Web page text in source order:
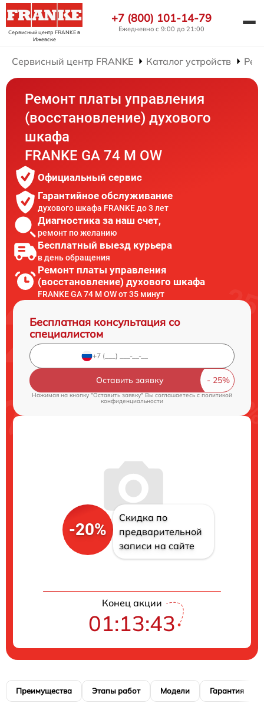
Сервисный центр FRANKEв
Ижевске
+7 (800) 101-14-79
Ежедневно с 9:00 до 21:00
Сервисный центр FRANKE Каталог устройств
Ремонт платы управления
(восстановление) духового
шкафа
FRANKE GA 74 M OW
Официальный сервис
Гарантийное обслуживание
духового шкафа FRANKE до 3 лет
Диагностика за наш счет,
ремонт по желанию
Бесплатный выезд курьера
в день обращения
Ремонт платы управления
(восстановление) духового шкафа
FRANKE GA 74 M OW от 35 минут
Бесплатная консультация со
специалистом
Оставить заявку
Нажимая на кнопку "Оставить заявку" Вы соглашаетесь cполитикой
конфиденциальности
-20%
Скидка по
предварительной
записи на сайте
Конец акции
01:13:42
Преимущества Этапы работ Модели Гарантия